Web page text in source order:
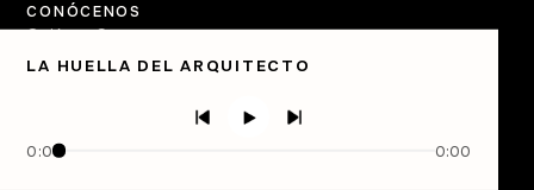
LA HUELLA DEL ARQUITECTO
0:00 0:00
CONÓCENOS
Quiénes Somos
Directorio
Semanario Gatopardo